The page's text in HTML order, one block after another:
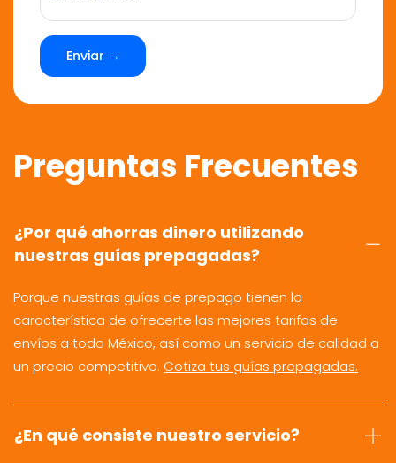
Enviar →
Preguntas Frecuentes
¿Por qué ahorras dinero utilizando
nuestras guías prepagadas?
Porque nuestras guías de prepago tienen la
característica de ofrecerte las mejores tarifas de
envíos a todo México, así como un servicio de calidad a
un precio competitivo. Cotiza tus guías prepagadas.
¿En qué consiste nuestro servicio?